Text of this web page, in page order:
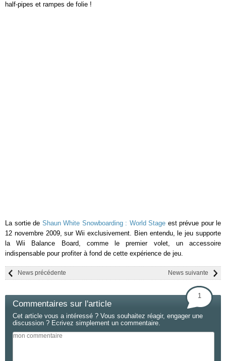
half-pipes et rampes de folie !
La sortie de Shaun White Snowboarding : World Stage est prévue pour le
12 novembre 2009, sur Wii exclusivement. Bien entendu, le jeu supporte
la Wii Balance Board, comme le premier volet, un accessoire
indispensable pour profiter à fond de cette expérience de jeu.
News suivante
News précédente
Commentaires sur l'article
1
Cet article vous a intéressé ? Vous souhaitez réagir, engager une
discussion ? Ecrivez simplement un commentaire.